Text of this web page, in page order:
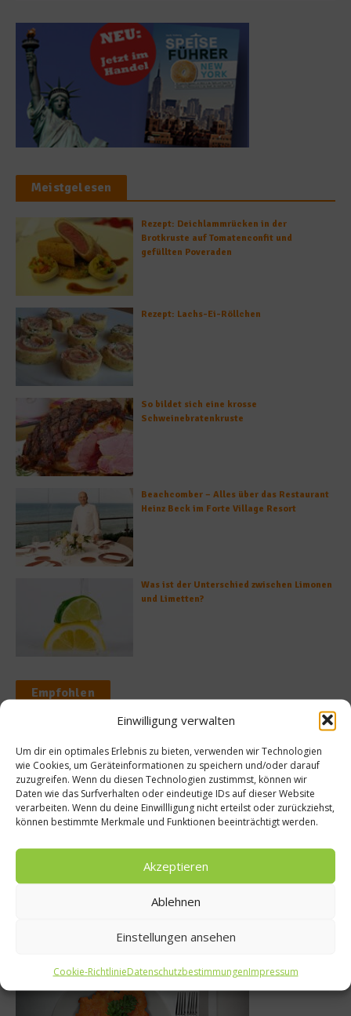
Einwilligung verwalten
Um dir ein optimales Erlebnis zu bieten, verwenden wir Technologien
wie Cookies, um Geräteinformationen zu speichern und/oder darauf
zuzugreifen. Wenn du diesen Technologien zustimmst, können wir
Daten wie das Surfverhalten oder eindeutige IDs auf dieser Website
verarbeiten. Wenn du deine Einwillligung nicht erteilst oder zurückziehst,
können bestimmte Merkmale und Funktionen beeinträchtigt werden.
Akzeptieren
Ablehnen
Einstellungen ansehen
Cookie-RichtlinieDatenschutzbestimmungenImpressum
Meistgelesen
Rezept: Deichlammrücken in der
Brotkruste auf Tomatenconfit und
gefüllten Poveraden
Rezept: Lachs-Ei-Röllchen
So bildet sich eine krosse
Schweinebratenkruste
Beachcomber – Alles über das Restaurant
Heinz Beck im Forte Village Resort
Was ist der Unterschied zwischen Limonen
und Limetten?
Empfohlen
für das
News
Asia meets
Johann Lafer
14. März 2019
Was isst Deutschland